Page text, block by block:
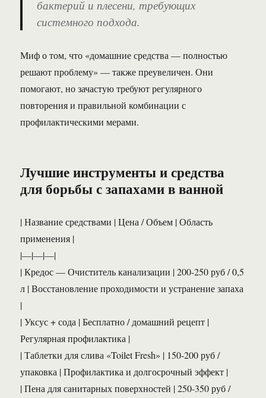
бактерий и плесени, требующих
системного подхода.
Миф о том, что «домашние средства — полностью
решают проблему» — также преувеличен. Они
помогают, но зачастую требуют регулярного
повторения и правильной комбинации с
профилактическими мерами.
Лучшие инструменты и средства
для борьбы с запахами в ванной
| Название средствами | Цена / Объем | Область
применения |
|—|—|—|
| Кредос — Очиститель канализации | 200-250 руб / 0,5
л | Восстановление проходимости и устранение запаха
|
| Уксус + сода | Бесплатно / домашний рецепт |
Регулярная профилактика |
| Таблетки для слива «Toilet Fresh» | 150-200 руб /
упаковка | Профилактика и долгосрочный эффект |
| Пена для санитарных поверхностей | 250-350 руб /